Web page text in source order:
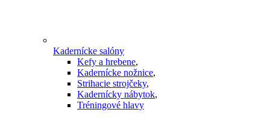
Kadernícke salóny
Kefy a hrebene,
Kadernícke nožnice,
Strihacie strojčeky,
Kadernícky nábytok,
Tréningové hlavy